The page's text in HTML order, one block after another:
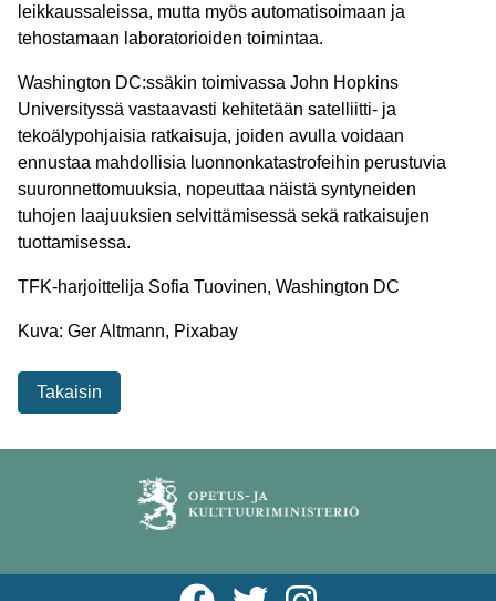
leikkaussaleissa, mutta myös automatisoimaan ja
tehostamaan laboratorioiden toimintaa.
Washington DC:ssäkin toimivassa John Hopkins
Universityssä vastaavasti kehitetään satelliitti- ja
tekoälypohjaisia ratkaisuja, joiden avulla voidaan
ennustaa mahdollisia luonnonkatastrofeihin perustuvia
suuronnettomuuksia, nopeuttaa näistä syntyneiden
tuhojen laajuuksien selvittämisessä sekä ratkaisujen
tuottamisessa.
TFK-harjoittelija Sofia Tuovinen, Washington DC
Kuva: Ger Altmann, Pixabay
Takaisin